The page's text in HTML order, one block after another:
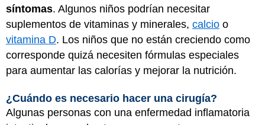
síntomas. Algunos niños podrían necesitar
suplementos de vitaminas y minerales, calcio o
vitamina D. Los niños que no están creciendo como
corresponde quizá necesiten fórmulas especiales
para aumentar las calorías y mejorar la nutrición.
¿Cuándo es necesario hacer una cirugía?
Algunas personas con una enfermedad inflamatoria